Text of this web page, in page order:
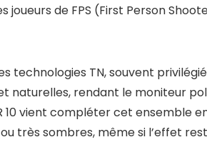
de FPS (First Person
technologies TN, souvent
naturelles, rendant le moniteur
10 vient compléter cet ensemble
très sombres, même si l’effet